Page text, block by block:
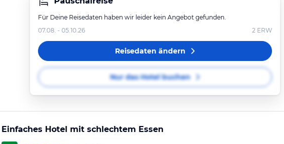
Für Deine Reisedaten haben wir leider kein Angebot gefunden.
07.08. - 05.10.26
2 ERW
Reisedaten ändern
Nur das Hotel buchen
Einfaches Hotel mit schlechtem Essen